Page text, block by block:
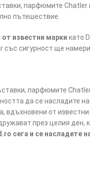
парфюмите
пътешествие.
известни марки като
със сигурност ще
парфюмите
да се насладите
вдъхновени от известни
през целия ден,
сега и се насладете